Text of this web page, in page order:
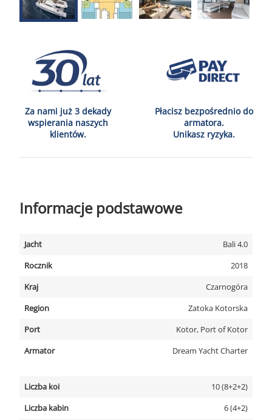
Za nami już 3 dekady
wspierania naszych
klientów.
Płacisz bezpośrednio do
armatora.
Unikasz ryzyka.
Informacje podstawowe
Jacht
Bali 4.0
Rocznik
2018
Kraj
Czarnogóra
Region
Zatoka Kotorska
Port
Kotor, Port of Kotor
Armator
Dream Yacht Charter
Liczba koi
10 (8+2+2)
Liczba kabin
6 (4+2)